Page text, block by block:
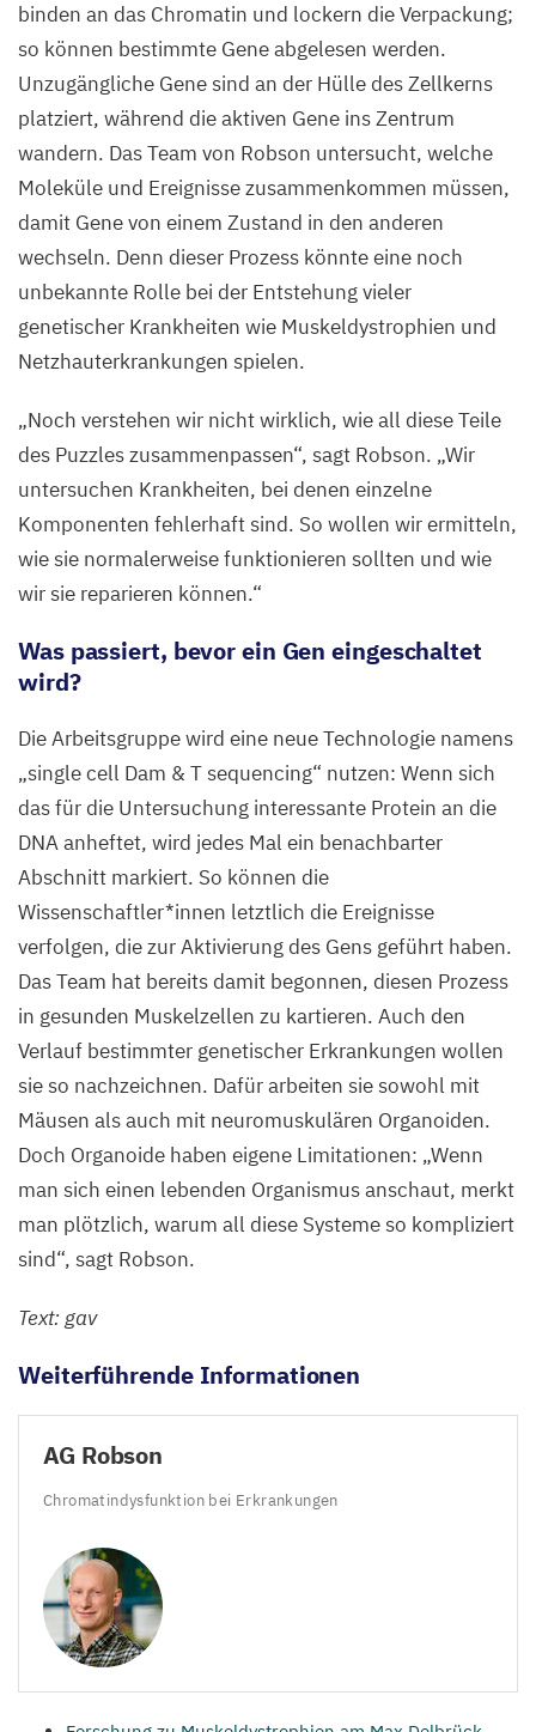
binden an das Chromatin und lockern die Verpackung;
so können bestimmte Gene abgelesen werden.
Unzugängliche Gene sind an der Hülle des Zellkerns
platziert, während die aktiven Gene ins Zentrum
wandern. Das Team von Robson untersucht, welche
Moleküle und Ereignisse zusammenkommen müssen,
damit Gene von einem Zustand in den anderen
wechseln. Denn dieser Prozess könnte eine noch
unbekannte Rolle bei der Entstehung vieler
genetischer Krankheiten wie Muskeldystrophien und
Netzhauterkrankungen spielen.
„Noch verstehen wir nicht wirklich, wie all diese Teile
des Puzzles zusammenpassen“, sagt Robson. „Wir
untersuchen Krankheiten, bei denen einzelne
Komponenten fehlerhaft sind. So wollen wir ermitteln,
wie sie normalerweise funktionieren sollten und wie
wir sie reparieren können.“
Was passiert, bevor ein Gen eingeschaltet
wird?
Die Arbeitsgruppe wird eine neue Technologie namens
„single cell Dam & T sequencing“ nutzen: Wenn sich
das für die Untersuchung interessante Protein an die
DNAanheftet, wird jedes Mal ein benachbarter
Abschnitt markiert. So können die
Wissenschaftler*innen letztlich die Ereignisse
verfolgen, die zur Aktivierung des Gens geführt haben.
Das Team hat bereits damit begonnen, diesen Prozess
in gesunden Muskelzellen zu kartieren. Auch den
Verlauf bestimmter genetischer Erkrankungen wollen
sie so nachzeichnen. Dafür arbeiten sie sowohl mit
Mäusen als auch mit neuromuskulären Organoiden.
Doch Organoide haben eigene Limitationen: „Wenn
man sich einen lebenden Organismus anschaut, merkt
man plötzlich, warum all diese Systeme so kompliziert
sind“, sagt Robson.
Text: gav
Weiterführende Informationen
AG Robson
Chromatindysfunktion bei Erkrankungen